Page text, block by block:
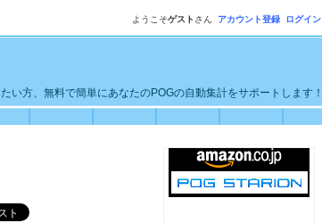
ようこそゲスト さん アカウント登録 ログイン
方、無料で簡単にあなたのPOGの自動集計をサポートします！